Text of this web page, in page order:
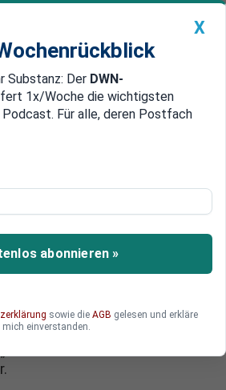
DWN: Geldanlage Premium
DWN-Magazin China
schlägt Alarm:
- Habeck
Sonderabgabe
Wirtschaft langsam ihre
verliert, bereitet der grüne
X
Substanz: Der DWN-
1x/Woche die wichtigsten
Für alle, deren Postfach
abonnieren »
sowie die AGB gelesen und erkläre
mich einverstanden.